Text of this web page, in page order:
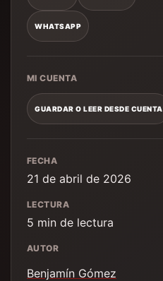
WHATSAPP
MI CUENTA
GUARDAR O LEER DESDE CUENTA
FECHA
21 de abril de 2026
LECTURA
5 min de lectura
AUTOR
Benjamín Gómez